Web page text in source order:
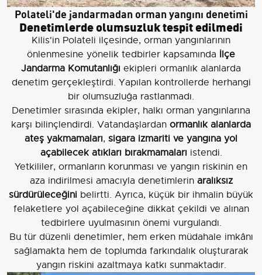
Polateli'de jandarmadan orman yangını denetimi
Denetimlerde olumsuzluk tespit edilmedi
Kilis'in Polateli ilçesinde, orman yangınlarının
önlenmesine yönelik tedbirler kapsamında İlçe
Jandarma Komutanlığı ekipleri ormanlık alanlarda
denetim gerçekleştirdi. Yapılan kontrollerde herhangi
bir olumsuzluğa rastlanmadı.
Denetimler sırasında ekipler, halkı orman yangınlarına
karşı bilinçlendirdi. Vatandaşlardan ormanlık alanlarda
ateş yakmamaları, sigara izmariti ve yangına yol
açabilecek atıkları bırakmamaları istendi.
Yetkililer, ormanların korunması ve yangın riskinin en
aza indirilmesi amacıyla denetimlerin aralıksız
sürdürüleceğini belirtti. Ayrıca, küçük bir ihmalin büyük
felaketlere yol açabileceğine dikkat çekildi ve alınan
tedbirlere uyulmasının önemi vurgulandı.
Bu tür düzenli denetimler, hem erken müdahale imkânı
sağlamakta hem de toplumda farkındalık oluşturarak
yangın riskini azaltmaya katkı sunmaktadır.